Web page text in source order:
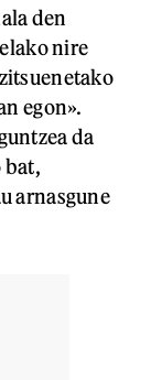
den
nire
egon».
da
bat,
arnasgune